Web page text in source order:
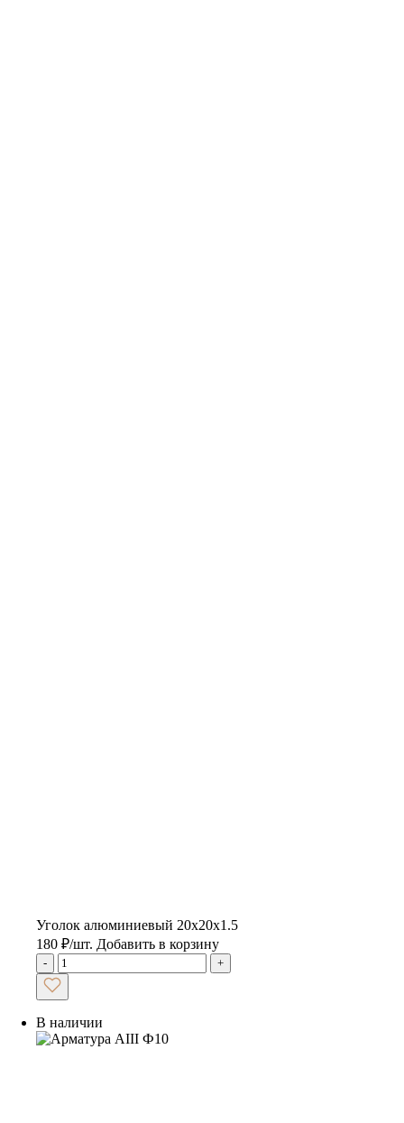
Уголок алюминиевый 20х20х1.5
180 ₽/шт. Добавить в корзину
- +
В наличии